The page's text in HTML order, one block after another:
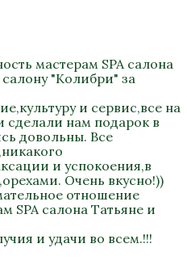
мастерам SPA салона
"Колибри" за
и сервис,все на
нам подарок в
довольны. Все
и успокоения,в
Очень вкусно!))
отношение
SPA салона Татьяне и
и удачи во всем.!!!